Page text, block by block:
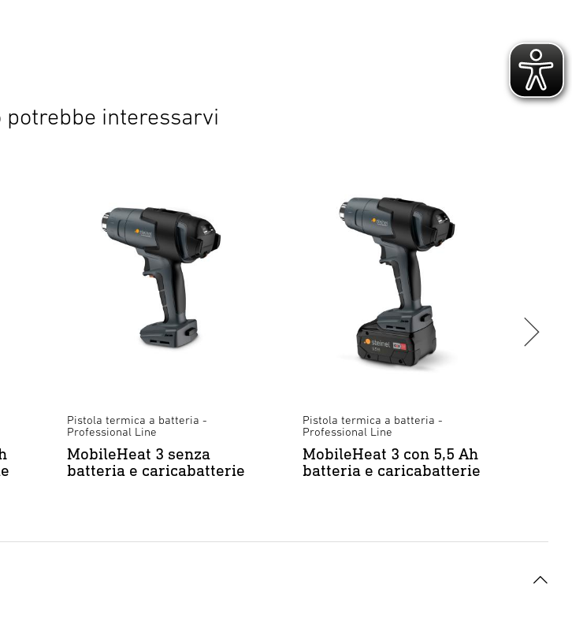
potrebbe interessarvi
Pistola termica a batteria -
Professional Line
MobileHeat 3 senza
batteria e caricabatterie
Pistola termica a batteria -
Professional Line
MobileHeat 3 con 5,5 Ah
batteria e caricabatterie